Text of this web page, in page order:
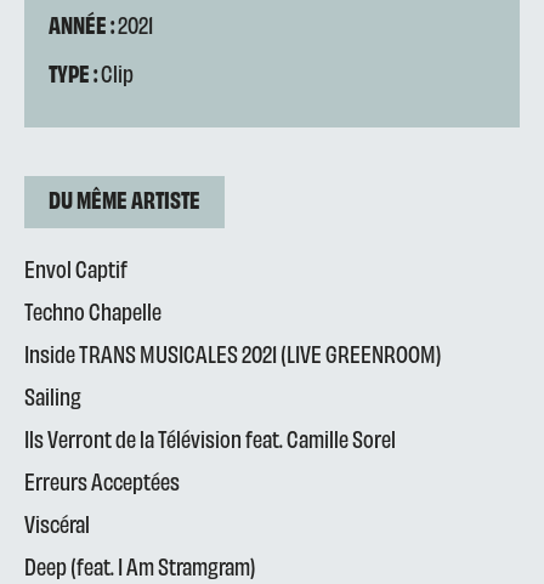
ANNÉE :2021
TYPE :Clip
DU MÊME ARTISTE
Envol Captif
Techno Chapelle
Inside TRANS MUSICALES 2021 (LIVE GREENROOM)
Sailing
Ils Verront de la Télévision feat. Camille Sorel
Erreurs Acceptées
Viscéral
Deep (feat. I Am Stramgram)